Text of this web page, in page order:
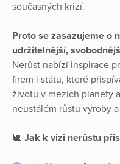
současných krizí.
Proto se zasazujeme o
udržitelnější,
Nerůst nabízí inspirace
firem i státu, které
životu v mezích planety
neustálém růstu výroby
🐌 Jak k vizi nerůstu